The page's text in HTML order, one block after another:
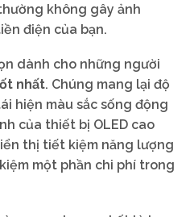
không gây ảnh
điện của bạn.
dành cho những người
nhất. Chúng mang lại độ
hiện màu sắc sống động
của thiết bị OLED cao
thị tiết kiệm năng lượng
một phần chi phí trong